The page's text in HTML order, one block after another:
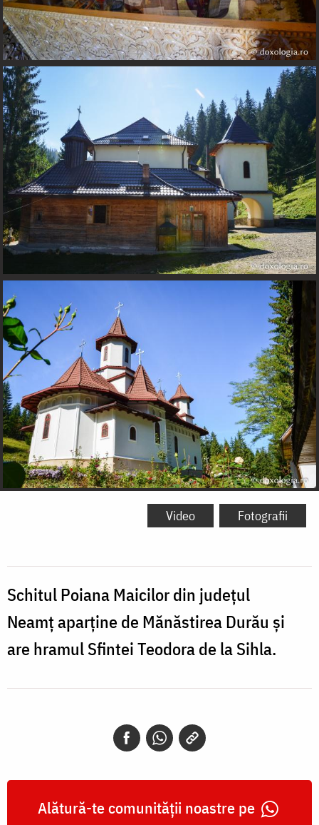
Video Fotografii
Schitul Poiana Maicilor din județul
Neamț aparține de Mănăstirea Durău și
are hramul Sfintei Teodora de la Sihla.
Alătură-te comunității noastre pe